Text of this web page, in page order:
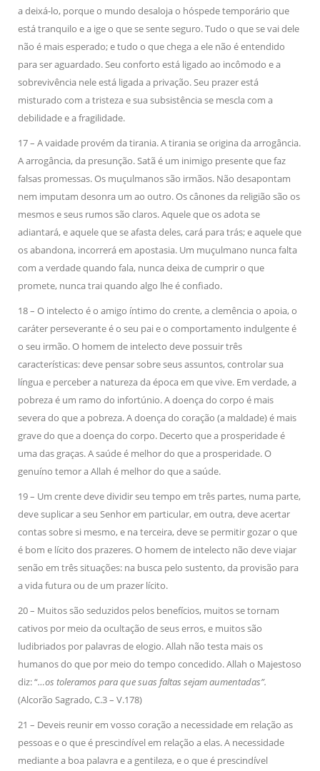
a deixá-lo, porque o mundo desaloja o hóspede temporário que
está tranquilo e a ige o que se sente seguro. Tudo o que se vai dele
não é mais esperado; e tudo o que chega a ele não é entendido
para ser aguardado. Seu conforto está ligado ao incômodo e a
sobrevivência nele está ligada a privação. Seu prazer está
misturado com a tristeza e sua subsistência se mescla com a
debilidade e a fragilidade.
17 – A vaidade provém da tirania. A tirania se origina da arrogância.
A arrogância, da presunção. Satã é um inimigo presente que faz
falsas promessas. Os muçulmanos são irmãos. Não desapontam
nem imputam desonra um ao outro. Os cânones da religião são os
mesmos e seus rumos são claros. Aquele que os adota se
adiantará, e aquele que se afasta deles, cará para trás; e aquele que
os abandona, incorrerá em apostasia. Um muçulmano nunca falta
com a verdade quando fala, nunca deixa de cumprir o que
promete, nunca trai quando algo lhe é confiado.
18 – O intelecto é o amigo íntimo do crente, a clemência o apoia, o
caráter perseverante é o seu pai e o comportamento indulgente é
o seu irmão. O homem de intelecto deve possuir três
características: deve pensar sobre seus assuntos, controlar sua
língua e perceber a natureza da época em que vive. Em verdade, a
pobreza é um ramo do infortúnio. A doença do corpo é mais
severa do que a pobreza. A doença do coração (a maldade) é mais
grave do que a doença do corpo. Decerto que a prosperidade é
uma das graças. A saúde é melhor do que a prosperidade. O
genuíno temor a Allah é melhor do que a saúde.
19 – Um crente deve dividir seu tempo em três partes, numa parte,
deve suplicar a seu Senhor em particular, em outra, deve acertar
contas sobre si mesmo, e na terceira, deve se permitir gozar o que
é bom e lícito dos prazeres. O homem de intelecto não deve viajar
senão em três situações: na busca pelo sustento, da provisão para
a vida futura ou de um prazer lícito.
20 – Muitos são seduzidos pelos benefícios, muitos se tornam
cativos por meio da ocultação de seus erros, e muitos são
ludibriados por palavras de elogio. Allah não testa mais os
humanos do que por meio do tempo concedido. Allah o Majestoso
diz: “…os toleramos para que suas faltas sejam aumentadas”.
(Alcorão Sagrado, C.3 – V.178)
21 – Deveis reunir em vosso coração a necessidade em relação as
pessoas e o que é prescindível em relação a elas. A necessidade
mediante a boa palavra e a gentileza, e o que é prescindível